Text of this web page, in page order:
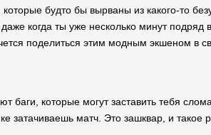
будто бы вырваны из какого-то
когда ты уже несколько минут
поделиться этим модным экшеном в
которые могут заставить тебя
затачиваешь матч. Это зашквар, и такое